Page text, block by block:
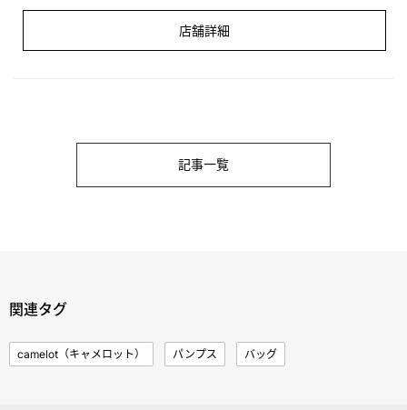
店舗詳細
記事一覧
関連タグ
camelot（キャメロット） パンプス バッグ